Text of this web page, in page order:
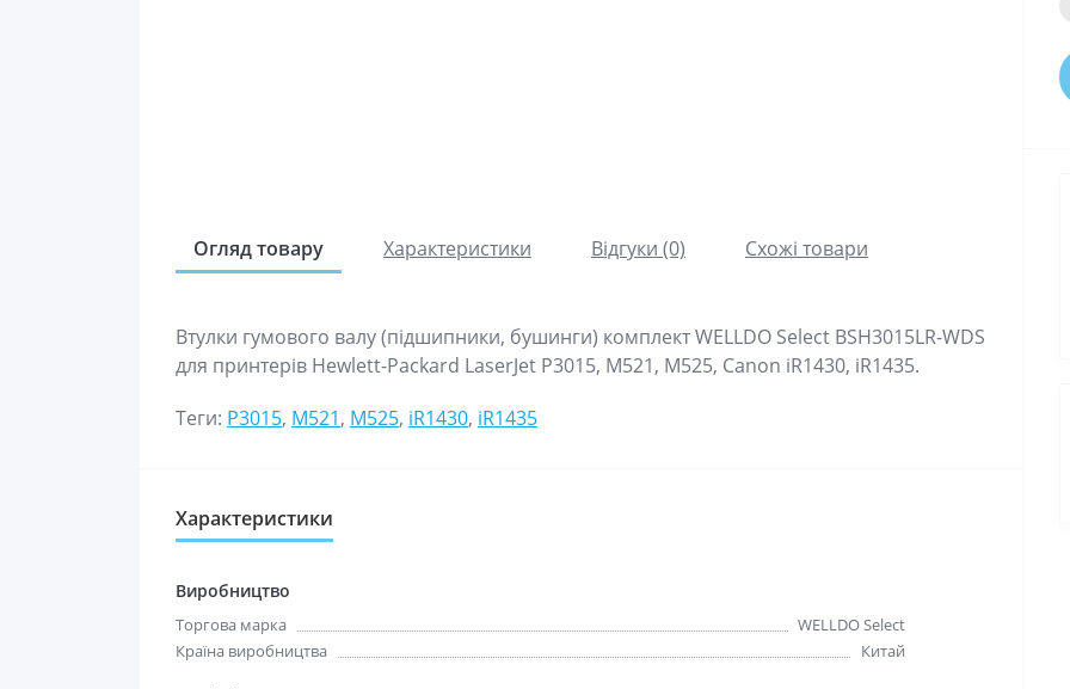
Огляд товару Характеристики Відгуки (0) Схожі товари
Втулки гумового валу (підшипники, бушинги) комплект WELLDO Select BSH3015LR-WDS
для принтерів Hewlett-Packard LaserJet P3015, M521, M525, Canon iR1430, iR1435.
Теги: P3015, M521, M525, iR1430, iR1435
Характеристики
Виробництво
Торгова марка
WELLDO Select
Країна виробництва
Китай